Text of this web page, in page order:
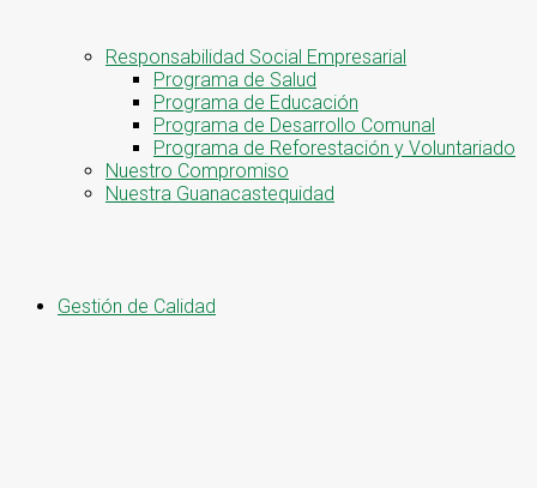
Responsabilidad Social Empresarial
Programa de Salud
Programa de Educación
Programa de Desarrollo Comunal
Programa de Reforestación y Voluntariado
Nuestro Compromiso
Nuestra Guanacastequidad
Gestión de Calidad